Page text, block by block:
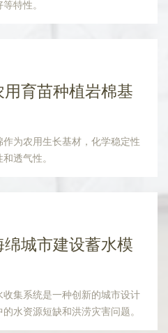
特性。
育苗种植岩棉基
为农用生长基材，化学稳定性
透气性。
城市建设蓄水模
集系统是一种创新的城市设计
水资源短缺和洪涝灾害问题。